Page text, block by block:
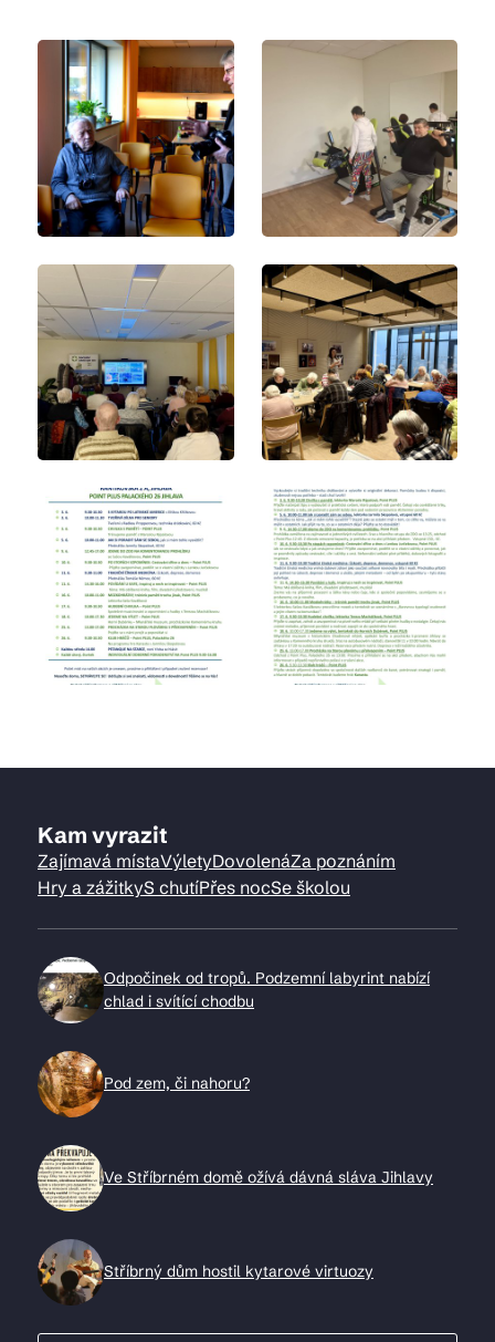
Kam vyrazit
Zajímavá místaVýletyDovolenáZa poznáním
Hry a zážitkyS chutíPřes nocSe školou
Odpočinek od tropů. Podzemní labyrint nabízí
chlad i svítící chodbu
Pod zem, či nahoru?
Ve Stříbrném domě ožívá dávná sláva Jihlavy
Stříbrný dům hostil kytarové virtuozy